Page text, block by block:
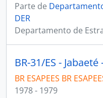
Parte de
DER
Departamento de
BR ESAPEES BR
1978 - 1979